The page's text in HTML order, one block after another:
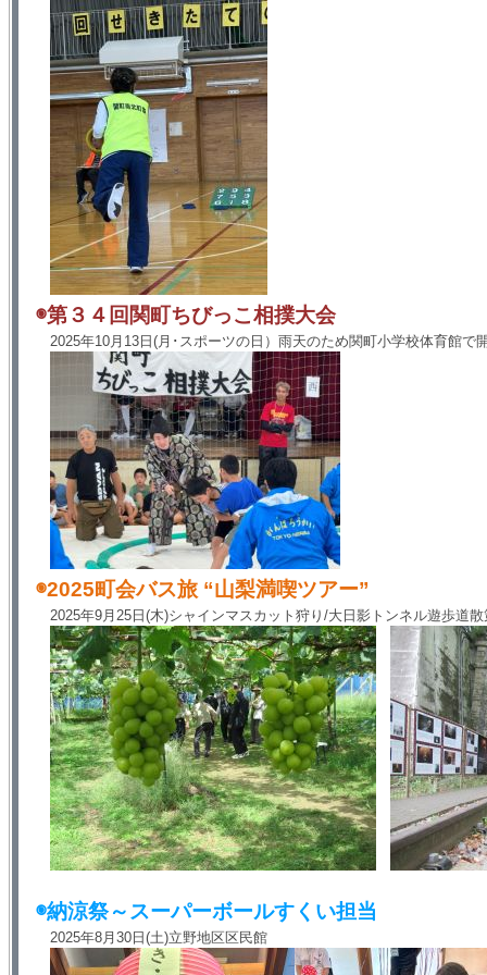
◉第３４回関町ちびっこ相撲大会
2025年10月13日(月･スポーツの日）雨天のため関町小学校体育館で
◉2025町会バス旅 “山梨満喫ツアー”
2025年9月25日(木)シャインマスカット狩り/大日影トンネル遊歩道散
◉納涼祭～スーパーボールすくい担当
2025年8月30日(土)立野地区区民館